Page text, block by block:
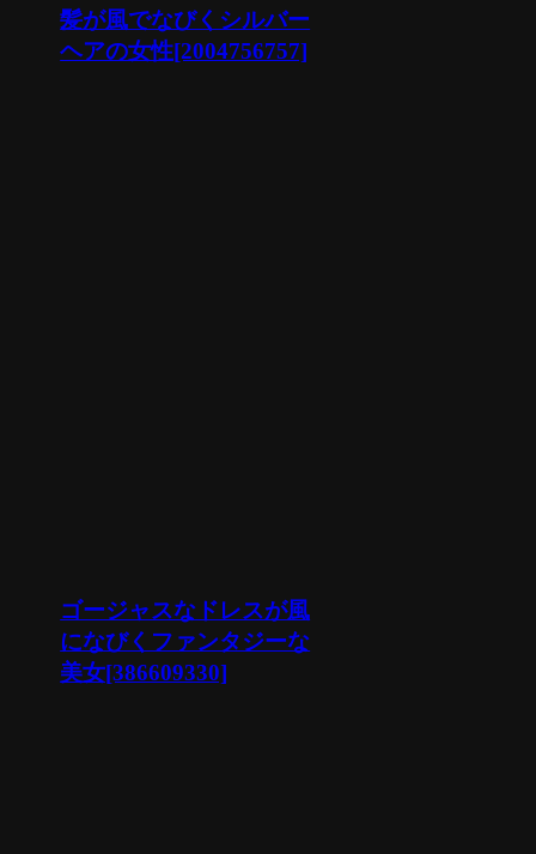
髪が風でなびくシルバー
ヘアの女性[2004756757]
ゴージャスなドレスが風
になびくファンタジーな
美女[386609330]